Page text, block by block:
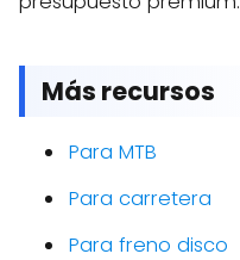
Más recursos
Para MTB
Para carretera
Para freno disco